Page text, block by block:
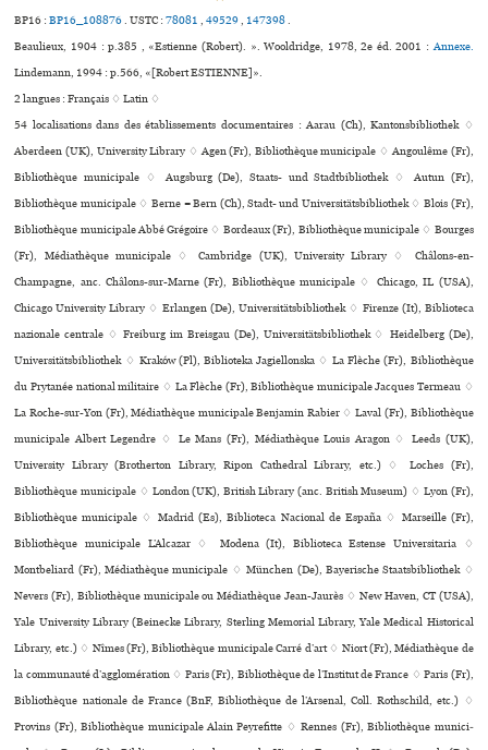
BP16 :BP16_108876.USTC :78081,49529, 147398.
Beaulieux, 1904 : p.385 , «Estienne (Robert). ». Wooldridge, 1978, 2e éd. 2001 :Annexe.
Lindemann, 1994 : p.566, «[Robert ESTIENNE]».
2 langues :Français ♢Latin ♢
54 localisations dans des établissements documentaires : Aarau (Ch), Kantonsbibliothek ♢
Aberdeen (UK), University Library ♢ Agen (Fr), Bibliothèque muni­ci­pale ♢ Angoulême (Fr),
Bibliothèque muni­ci­pale ♢ Augsburg (De), Staats- und Stadtbibliothek ♢ Autun (Fr),
Bibliothèque muni­ci­pale ♢ Berne = Bern (Ch), Stadt- und Universitätsbibliothek ♢ Blois (Fr),
Bibliothèque muni­ci­pale Abbé Grégoire ♢ Bordeaux (Fr), Bibliothèque muni­ci­pale ♢ Bourges
(Fr), Médiathèque muni­ci­pale ♢ Cambridge (UK), University Library ♢ Châlons-en-
Champagne, anc. Châlons-sur-Marne (Fr), Bibliothèque muni­ci­pale ♢ Chicago, IL (USA),
Chicago University Library ♢ Erlangen (De), Universitätsbibliothek ♢ Firenze (It), Biblioteca
nazio­nale cen­trale ♢ Freiburg im Breisgau (De), Universitätsbibliothek ♢ Heidelberg (De),
Universitätsbibliothek ♢ Kraków (Pl), Biblioteka Jagiellonska ♢ La Flèche (Fr), Bibliothèque
du Prytanée national mili­taire ♢ La Flèche (Fr), Bibliothèque muni­ci­pale Jacques Termeau ♢
La Roche-sur-Yon (Fr), Médiathèque muni­ci­pale Benjamin Rabier ♢ Laval (Fr), Bibliothèque
muni­ci­pale Albert Legendre ♢ Le Mans (Fr), Médiathèque Louis Aragon ♢ Leeds (UK),
University Library (Brotherton Library, Ripon Cathedral Library, etc.) ♢ Loches (Fr),
Bibliothèque muni­ci­pale ♢ London (UK), British Library (anc. British Museum) ♢ Lyon (Fr),
Bibliothèque muni­ci­pale ♢ Madrid (Es), Biblioteca Nacional de España ♢ Marseille (Fr),
Bibliothèque muni­ci­pale L’Alcazar ♢ Modena (It), Biblioteca Estense Universitaria ♢
Montbeliard (Fr), Médiathèque muni­ci­pale ♢ München (De), Bayerische Staatsbibliothek ♢
Nevers (Fr), Bibliothèque muni­ci­pale ou Médiathèque Jean-Jaurès ♢ New Haven, CT (USA),
Yale University Library (Beinecke Library, Sterling Memorial Library, Yale Medical Historical
Library, etc.) ♢ Nîmes (Fr), Bibliothèque muni­ci­pale Carré d’art ♢ Niort (Fr), Médiathèque de
la com­mu­nauté d’agglo­mé­ra­tion ♢ Paris (Fr), Bibliothèque de l’Institut de France ♢ Paris (Fr),
Bibliothèque nationale de France (BnF, Bibliothèque de l’Arsenal, Coll. Rothschild, etc.) ♢
Provins (Fr), Bibliothèque muni­ci­pale Alain Peyrefitte ♢ Rennes (Fr), Bibliothèque muni­ci­